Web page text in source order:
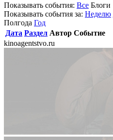
Показывать события: Все Блоги
Показывать события за: Неделю
Полгода Год
Дата Раздел Автор Событие
kinoagentstvo.ru